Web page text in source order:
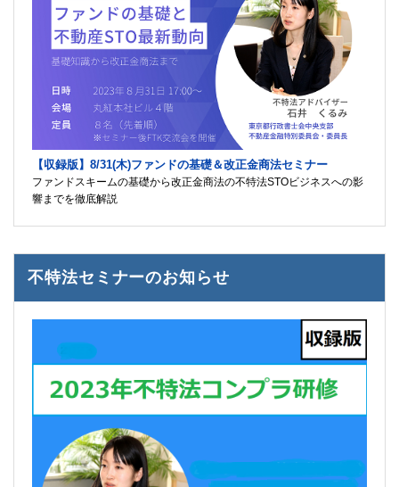
【収録版】8/31(木)ファンドの基礎＆改正金商法セミナー
ファンドスキームの基礎から改正金商法の不特法STOビジネスへの影
響までを徹底解説
不特法セミナーのお知らせ